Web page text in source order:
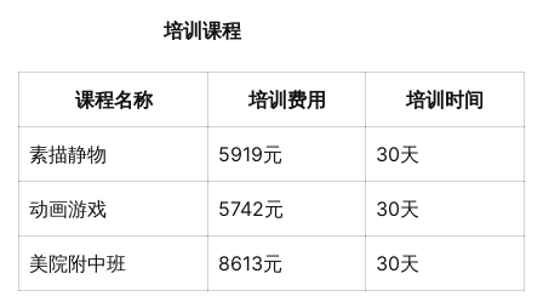
培训课程
课程名称 培训费用 培训时间
素描静物 5919元 30天
动画游戏 5742元 30天
美院附中班 8613元 30天